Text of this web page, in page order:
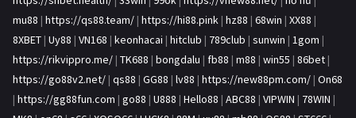
mu88 | https://qs88.team/ | https://hi88.pink | hz88 | 68win | XX88 |
8XBET | Uy88 | VN168 | keonhacai | hitclub | 789club | sunwin | 1gom |
https://rikvippro.me/ | TK688 | bongdalu | fb88 | m88 | win55 | 86bet |
https://go88v2.net/ | qs88 | GG88 | lv88 | https://new88pm.com/ | On68
| https://gg88fun.com | go88 | U888 | Hello88 | ABC88 | VIPWIN | 78WIN |